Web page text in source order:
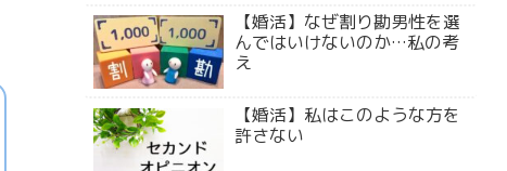
【婚活】なぜ割り勘男性を選
んではいけないのか…私の考
え
【婚活】私はこのような方を
許さない